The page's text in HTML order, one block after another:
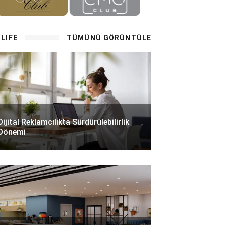
TÜMÜNÜ GÖRÜNTÜLE
Reklamcılıkta Sürdürülebilirlik